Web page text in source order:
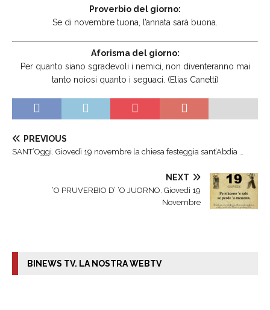
Proverbio del giorno:
Se di novembre tuona, l’annata sarà buona.
Aforisma del giorno:
Per quanto siano sgradevoli i nemici, non diventeranno mai
tanto noiosi quanto i seguaci. (Elias Canetti)
PREVIOUS
SANT’Oggi. Giovedì 19 novembre la chiesa festeggia sant’Abdia …
NEXT
‘O PRUVERBIO D’ ‘O JUORNO. Giovedì 19
Novembre
BINEWS TV. LA NOSTRA WEBTV